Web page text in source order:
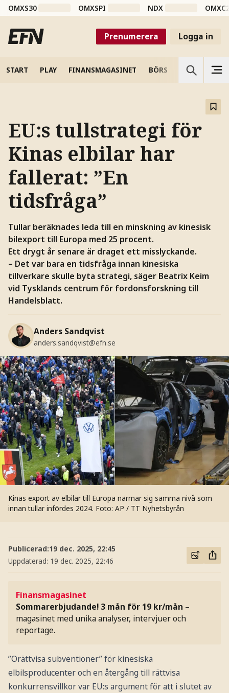
OMXS30 OMXSPI NDX
Prenumerera Logga in
START PLAY FINANSMAGASINET BÖRS VETENSKAP
EU:s tullstrategi för
Kinas elbilar har
fallerat: ”En
tidsfråga”
Tullar beräknades leda till en minskning av kinesisk
bilexport till Europa med 25 procent.
Ett drygt år senare är draget ett misslyckande.
– Det var bara en tidsfråga innan kinesiska
tillverkare skulle byta strategi, säger Beatrix Keim
vid Tysklands centrum för fordonsforskning till
Handelsblatt.
Anders Sandqvist
anders.sandqvist@efn.se
Kinas export av elbilar till Europa närmar sig samma nivå som
innan tullar infördes 2024. Foto: AP / TT Nyhetsbyrån
Publicerad:19 dec. 2025, 22:45
Uppdaterad: 19 dec. 2025, 22:46
Finansmagasinet
Sommarerbjudande! 3 mån för 19 kr/mån –
magasinet med unika analyser, intervjuer och
reportage.
”Orättvisa subventioner” för kinesiska
elbilsproducenter och en återgång till rättvisa
konkurrensvillkor var EU:s argument för att i slutet av